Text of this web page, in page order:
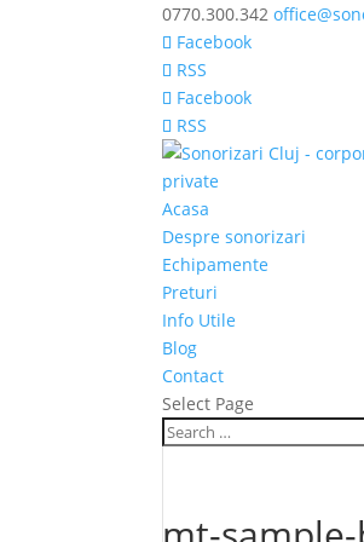
0770.300.342
Facebook
RSS
Facebook
RSS
Acasa
Despre sonorizari
Echipamente
Preturi
Info Utile
Blog
Contact
Select Page